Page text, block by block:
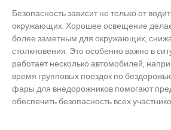
Безопасность зависит не только от
окружающих. Хорошее освещение
более заметным для окружающих,
столкновения. Это особенно важно в
работает несколько автомобилей,
время групповых поездок по
фары для внедорожников помогают
обеспечить безопасность всех